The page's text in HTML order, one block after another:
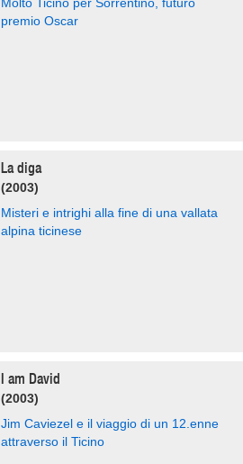
premio Oscar
La diga
(2003)
Misteri e intrighi alla fine di una vallata
alpina ticinese
I am David
(2003)
Jim Caviezel e il viaggio di un 12.enne
attraverso il Ticino